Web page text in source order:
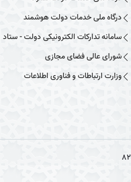
درگاه ملی خدمات دولت هوشمند
سامانه تدارکات الکترونیکی دولت - ستاد
شورای عالی فضای مجازی
وزارت ارتباطات و فناوری اطلاعات
82